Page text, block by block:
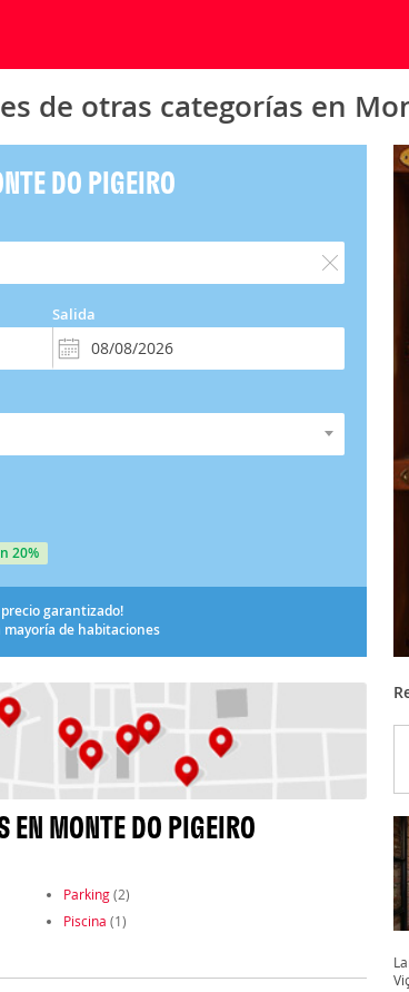
de otras categorías en
DO PIGEIRO
Salida
20%
garantizado!
de habitaciones
EN MONTE DO PIGEIRO
Parking(2)
Piscina (1)